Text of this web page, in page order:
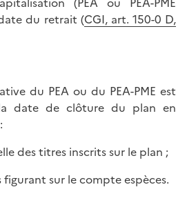
du retrait (CGI, art. 150-0 D,
du PEA ou du PEA-PME est
date de clôture du plan en
des titres inscrits sur le plan ;
figurant sur le compte espèces.